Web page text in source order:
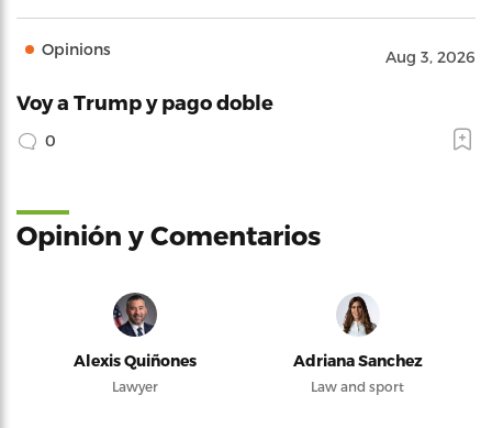
Opinions Aug 3, 2026
Voy a Trump y pago doble
0
Opinión y Comentarios
Alexis Quiñones
Lawyer
Adriana Sanchez
Law and sport